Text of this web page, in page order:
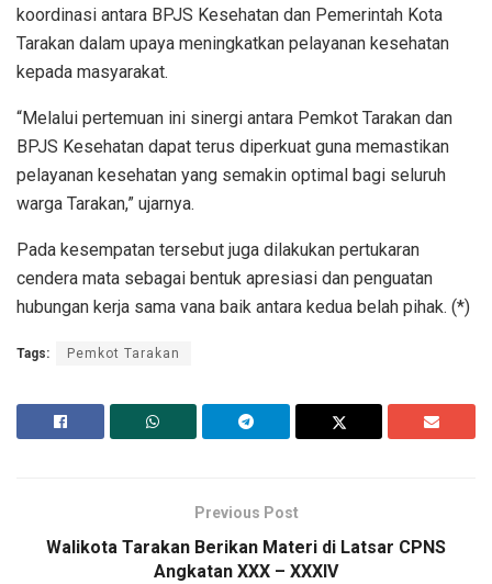
koordinasi antara BPJS Kesehatan dan Pemerintah Kota
Tarakan dalam upaya meningkatkan pelayanan kesehatan
kepada masyarakat.
“Melalui pertemuan ini sinergi antara Pemkot Tarakan dan
BPJS Kesehatan dapat terus diperkuat guna memastikan
pelayanan kesehatan yang semakin optimal bagi seluruh
warga Tarakan,” ujarnya.
Pada kesempatan tersebut juga dilakukan pertukaran
cendera mata sebagai bentuk apresiasi dan penguatan
hubungan kerja sama vana baik antara kedua belah pihak. (*)
Tags: Pemkot Tarakan
Previous Post
Walikota Tarakan Berikan Materi di Latsar CPNS
Angkatan XXX – XXXIV